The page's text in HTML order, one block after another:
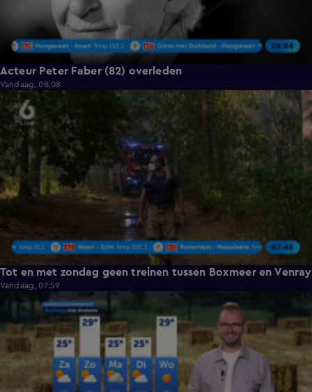
Acteur Peter Faber (82) overleden
Vandaag, 08:08
0:36
Tot en met zondag geen treinen tussen Boxmeer en Venray
Vandaag, 07:59